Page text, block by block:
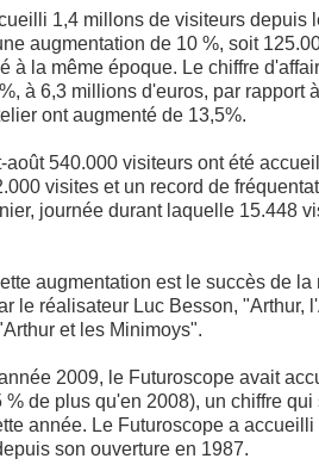
1,4 millons de visiteurs depuis
augmentation de 10 %, soit
à la même époque. Le chiffre
à 6,3 millions d'euros, par rapport
ont augmenté de 13,5%.
540.000 visiteurs ont été
visites et un record de
journée durant laquelle 15.448
augmentation est le succès de la
le réalisateur Luc Besson, "Arthur,
et les Minimoys".
2009, le Futuroscope avait
% de plus qu'en 2008), un chiffre qui
année. Le Futuroscope a
son ouverture en 1987.